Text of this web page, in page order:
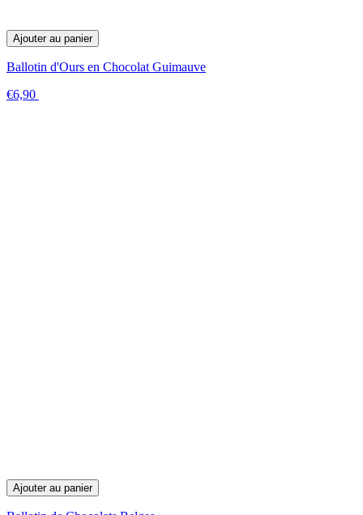
Ajouter au panier
Ballotin d'Ours en Chocolat Guimauve
€6,90
Ajouter au panier